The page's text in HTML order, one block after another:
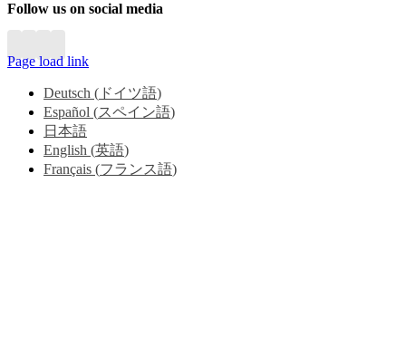
Follow us on social media
Page load link
Deutsch ( ドイツ語)
Español (スペイン語)
日本語
English (英語)
Français (フランス語)